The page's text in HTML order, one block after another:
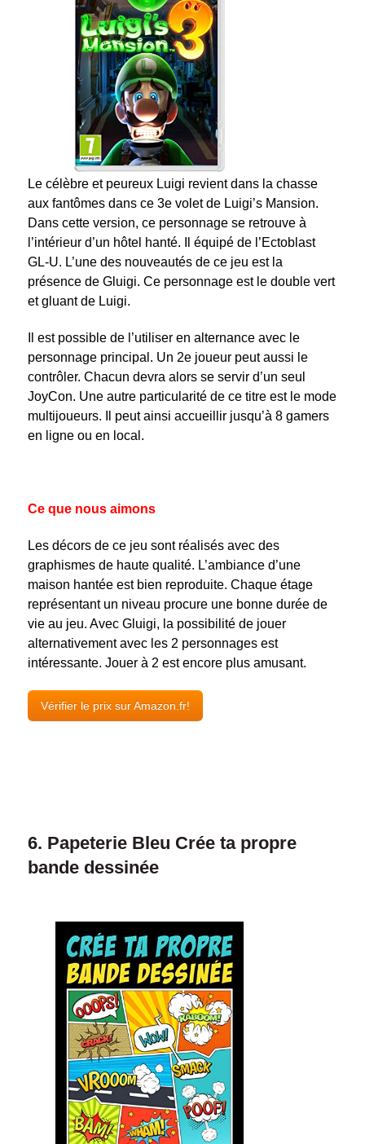
Le célèbre et peureux Luigi revient dans la chasse
aux fantômes dans ce 3evolet de Luigi’s Mansion.
Dans cette version, ce personnage se retrouve à
l’intérieur d’un hôtel hanté. Il équipé de l’Ectoblast
GL-U. L’une des nouveautés de ce jeu est la
présence de Gluigi. Ce personnage est le double vert
et gluant de Luigi.
Il est possible de l’utiliser en alternance avec le
personnage principal. Un 2ejoueur peut aussi le
contrôler. Chacun devra alors se servir d’un seul
JoyCon. Une autre particularité de ce titre est le mode
multijoueurs. Il peut ainsi accueillir jusqu’à 8 gamers
en ligne ou en local.
Ce que nous aimons
Les décors de ce jeu sont réalisés avec des
graphismes de haute qualité. L’ambiance d’une
maison hantée est bien reproduite. Chaque étage
représentant un niveau procure une bonne durée de
vie au jeu. Avec Gluigi, la possibilité de jouer
alternativement avec les 2 personnages est
intéressante. Jouer à 2 est encore plus amusant.
Vérifier le prix sur Amazon.fr!
6. Papeterie Bleu Crée ta propre
bande dessinée